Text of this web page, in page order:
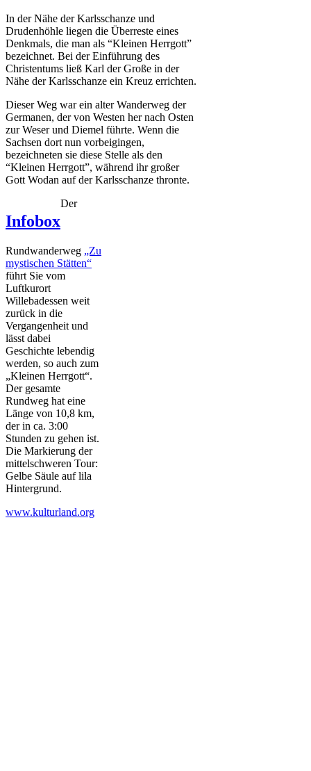
In der Nähe der Karlsschanze und
Drudenhöhle liegen die Überreste eines
Denkmals, die man als “Kleinen Herrgott”
bezeichnet. Bei der Einführung des
Christentums ließ Karl der Große in der
Nähe der Karlsschanze ein Kreuz errichten.
Dieser Weg war ein alter Wanderweg der
Germanen, der von Westen her nach Osten
zur Weser und Diemel führte. Wenn die
Sachsen dort nun vorbeigingen,
bezeichneten sie diese Stelle als den
“Kleinen Herrgott”, während ihr großer
Gott Wodan auf der Karlsschanze thronte.
Infobox
Der
Rundwanderweg „Zu
mystischen Stätten“
führt Sie vom
Luftkurort
Willebadessen weit
zurück in die
Vergangenheit und
lässt dabei
Geschichte lebendig
werden, so auch zum
„Kleinen Herrgott“.
Der gesamte
Rundweg hat eine
Länge von 10,8 km,
der in ca. 3:00
Stunden zu gehen ist.
Die Markierung der
mittelschweren Tour:
Gelbe Säule auf lila
Hintergrund.
www.kulturland.org